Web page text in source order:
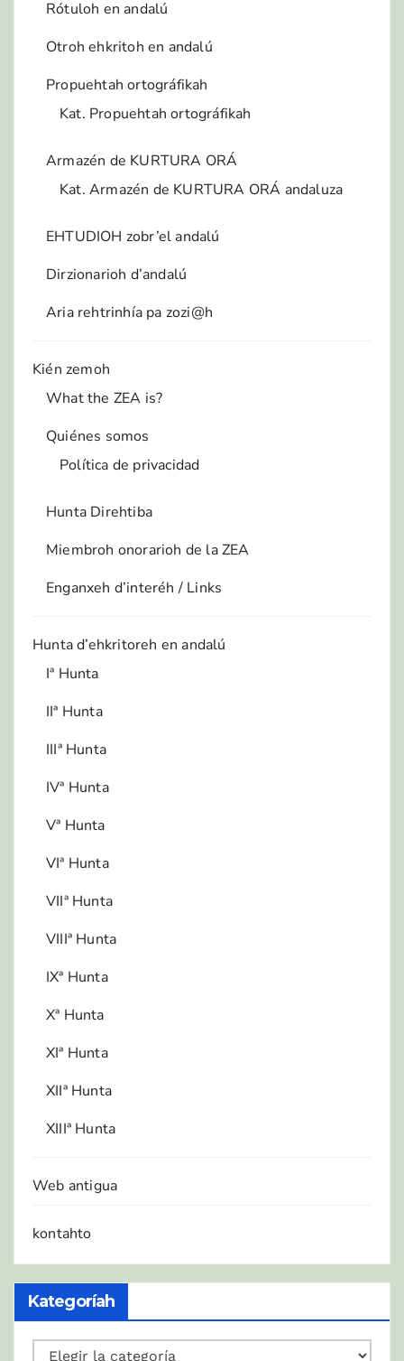
Rótuloh en andalú
Otroh ehkritoh en andalú
Propuehtah ortográfikah
Kat. Propuehtah ortográfikah
Armazén de KURTURA ORÁ
Kat. Armazén de KURTURA ORÁ andaluza
EHTUDIOH zobr’el andalú
Dirzionarioh d’andalú
Aria rehtrinhía pa zozi@h
Kién zemoh
What the ZEA is?
Quiénes somos
Política de privacidad
Hunta Direhtiba
Miembroh onorarioh de la ZEA
Enganxeh d’interéh / Links
Hunta d’ehkritoreh en andalú
Iª Hunta
IIª Hunta
IIIª Hunta
IVª Hunta
Vª Hunta
VIª Hunta
VIIª Hunta
VIIIª Hunta
IXª Hunta
Xª Hunta
XIª Hunta
XIIª Hunta
XIIIª Hunta
Web antigua
kontahto
Kategoríah
Kategoríah